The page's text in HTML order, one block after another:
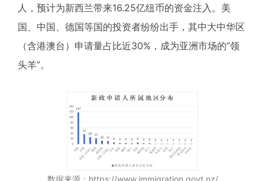
人，预计为新西兰带来16.25亿纽币的资金注入。美
国、中国、德国等国的投资者纷纷出手，其中大中华区
（含港澳台）申请量占比近30%，成为亚洲市场的”领
头羊”。